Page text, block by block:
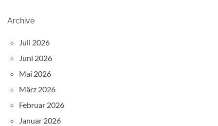
Archive
Juli 2026
Juni 2026
Mai 2026
März 2026
Februar 2026
Januar 2026